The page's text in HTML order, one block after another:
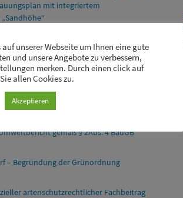
mit integriertem
mit integriertem Grünordnungsplan
gemäß § 9 Abs. 8 BauGB
gemäß § 2Abs. 4 BauGB
– Begründung der Grünordnung
artenschutzrechtlicher Fachbeitrag
unserer Webseite um Ihnen eine gute
und unsere Angebote zu verbessern,
merken. Durch einen click auf
allen Cookies zu.
Akzeptieren